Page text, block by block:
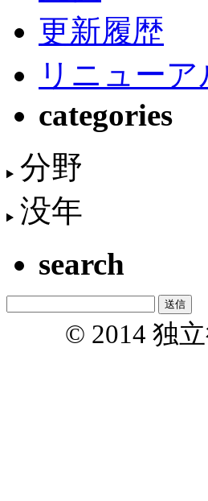
更新履歴
リニュー
categories
分野
没年
search
© 2014 独